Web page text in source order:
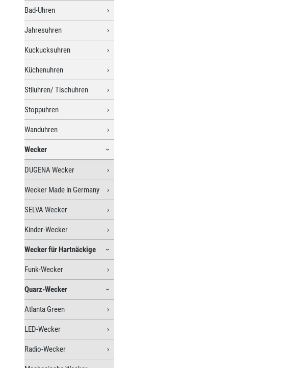
Bad-Uhren
Jahresuhren
Kuckucksuhren
Küchenuhren
Stiluhren/ Tischuhren
Stoppuhren
Wanduhren
Wecker
DUGENA Wecker
Wecker Made in Germany
SELVA Wecker
Kinder-Wecker
Wecker für Hartnäckige
Funk-Wecker
Quarz-Wecker
Atlanta Green
LED-Wecker
Radio-Wecker